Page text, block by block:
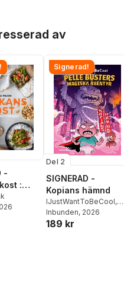
av
-
:
Signerad!
Del 2
SIGNERAD -
Kopians hämnd
IJustWantToBeCool,
Joel Adolphson
Ejdemo Beer
Inbunden, 2026
189 kr